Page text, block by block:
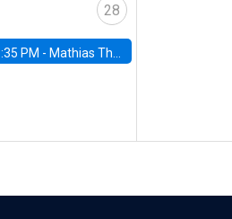
28
PM - Mathias Thoenig, University of Lausanne